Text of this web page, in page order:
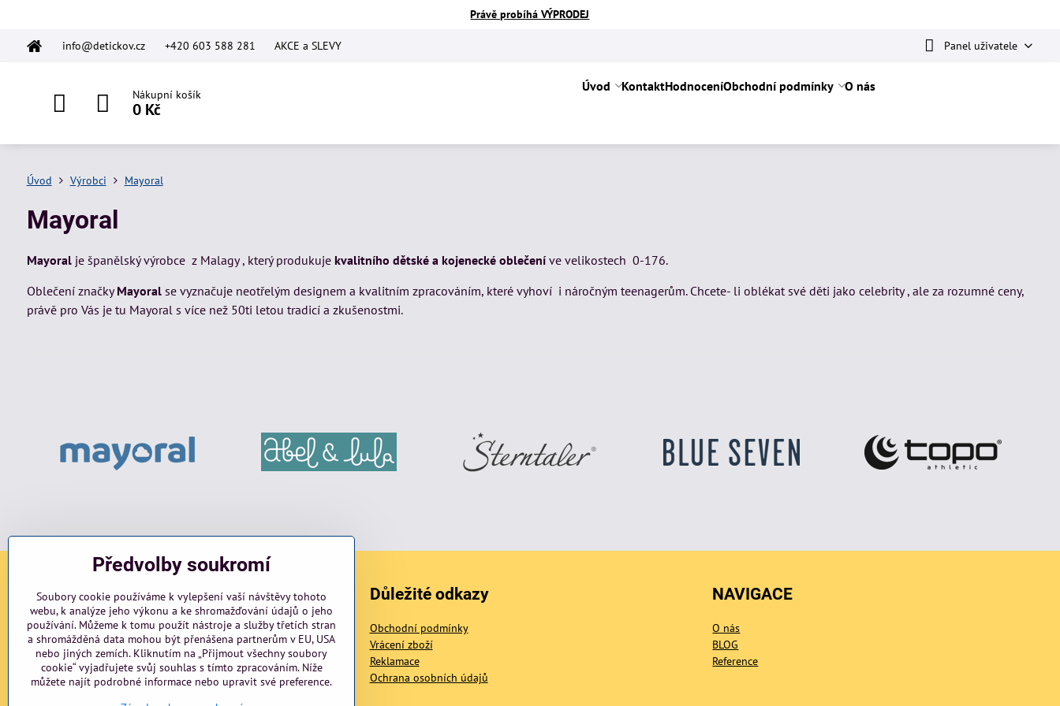
Právě probíhá VÝPRODEJ
info@detickov.cz +420 603 588 281 AKCE a SLEVY Panel uživatele
Nákupní košík
0 Kč
Úvod KontaktHodnoceníObchodní podmínky O nás
Úvod Výrobci Mayoral
Mayoral
Mayoralje španělský výrobce z Malagy , který produkuje kvalitního dětské a kojenecké oblečeníve velikostech 0-176.
Oblečení značkyMayoral se vyznačuje neotřelým designem a kvalitním zpracováním, které vyhoví i náročným teenagerům. Chcete- li oblékat své děti jako celebrity , ale za rozumné ceny,
právě pro Vás je tu Mayoral s více než 50ti letou tradicí a zkušenostmi.
Sociální sítě
Facebook Instagram blog
Důležité odkazy
Obchodní podmínky
Vrácení zboží
Reklamace
Ochrana osobních údajů
NAVIGACE
O nás
BLOG
Reference
Předvolby soukromí
Soubory cookie používáme k vylepšení vaší návštěvy tohoto
webu, k analýze jeho výkonu a ke shromažďování údajů o jeho
používání. Můžeme k tomu použít nástroje a služby třetích stran
a shromážděná data mohou být přenášena partnerům v EU, USA
nebo jiných zemích. Kliknutím na „Přijmout všechny soubory
cookie“ vyjadřujete svůj souhlas s tímto zpracováním. Níže
můžete najít podrobné informace nebo upravit své preference.